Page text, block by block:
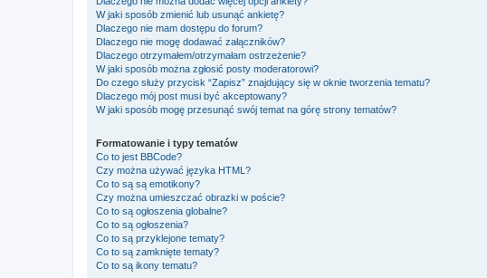
W jaki sposób zmienić lub usunąć ankietę?
Dlaczego nie mam dostępu do forum?
Dlaczego nie mogę dodawać załączników?
Dlaczego otrzymałem/otrzymałam ostrzeżenie?
W jaki sposób można zgłosić posty moderatorowi?
Do czego służy przycisk “Zapisz” znajdujący się w oknie tworzenia tematu?
Dlaczego mój post musi być akceptowany?
W jaki sposób mogę przesunąć swój temat na górę strony tematów?
Formatowanie i typy tematów
Co to jest BBCode?
Czy można używać języka HTML?
Co to są są emotikony?
Czy można umieszczać obrazki w poście?
Co to są ogłoszenia globalne?
Co to są ogłoszenia?
Co to są przyklejone tematy?
Co to są zamknięte tematy?
Co to są ikony tematu?